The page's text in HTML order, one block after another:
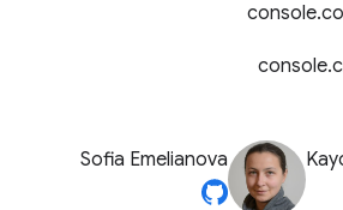
Sofia Emelianova